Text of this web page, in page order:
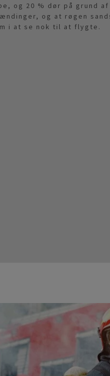
og 20 % dør på grund
og at røgen
i at se nok til at flygte.